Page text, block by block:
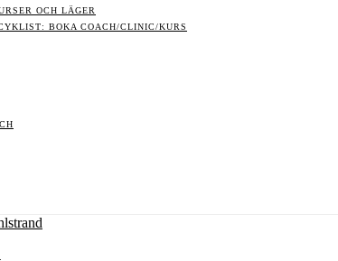
OCH LÄGER
BOKA COACH/CLINIC/KURS